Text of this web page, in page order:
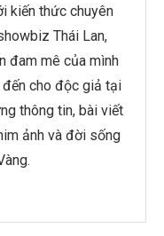
kiến thức chuyên
Thái Lan,
đam mê của mình
cho độc giả tại
thông tin, bài viết
ảnh và đời sống